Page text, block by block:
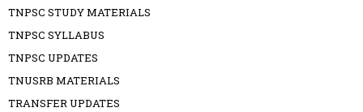
TNPSC STUDY MATERIALS
TNPSC SYLLABUS
TNPSC UPDATES
TNUSRB MATERIALS
TRANSFER UPDATES